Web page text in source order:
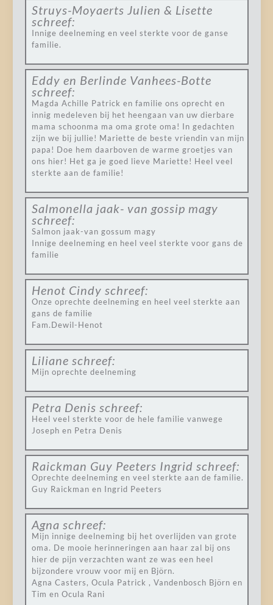
Struys-Moyaerts Julien & Lisette
schreef:
Innige deelneming en veel sterkte voor de ganse
familie.
Eddy en Berlinde Vanhees-Botte
schreef:
Magda Achille Patrick en familie ons oprecht en
innig medeleven bij het heengaan van uw dierbare
mama schoonma ma oma grote oma! In gedachten
zijn we bij jullie! Mariette de beste vriendin van mijn
papa! Doe hem daarboven de warme groetjes van
ons hier! Het ga je goed lieve Mariette! Heel veel
sterkte aan de familie!
Salmonella jaak- van gossip magy
schreef:
Salmon jaak-van gossum magy
Innige deelneming en heel veel sterkte voor gans de
familie
Henot Cindy schreef:
Onze oprechte deelneming en heel veel sterkte aan
gans de familie
Fam.Dewil-Henot
Liliane schreef:
Mijn oprechte deelneming
Petra Denis schreef:
Heel veel sterkte voor de hele familie vanwege
Joseph en Petra Denis
Raickman Guy Peeters Ingrid schreef:
Oprechte deelneming en veel sterkte aan de familie.
Guy Raickman en Ingrid Peeters
Agna schreef:
Mijn innige deelneming bij het overlijden van grote
oma. De mooie herinneringen aan haar zal bij ons
hier de pijn verzachten want ze was een heel
bijzondere vrouw voor mij en Björn.
Agna Casters, Ocula Patrick , Vandenbosch Björn en
Tim en Ocula Rani